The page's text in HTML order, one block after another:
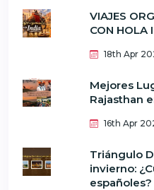
VIAJES
CON HOLA
18th Apr
Mejores
Rajasthan
16th Apr
Triángulo
invierno:
españoles?